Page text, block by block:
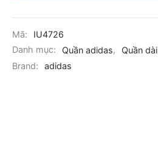
Mã:
IU4726
Danh mục:
Quần adidas, Quần dài
Brand:
adidas